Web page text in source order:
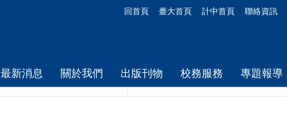
回首頁 臺大首頁 計中首頁 聯絡資訊
最新消息 關於我們 出版刊物 校務服務 專題報導